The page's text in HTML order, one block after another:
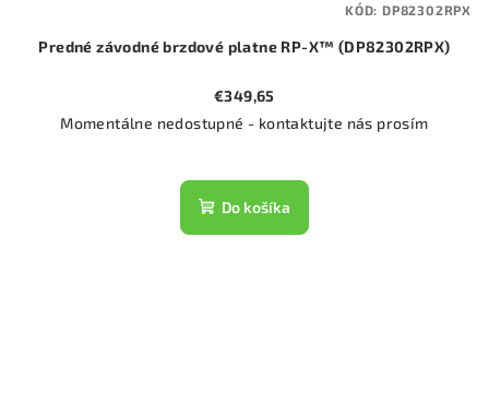
Predné závodné brzdové platne RP-X™ (DP82302RPX)
€349,65
Momentálne nedostupné - kontaktujte nás prosím
Do košíka
KÓD: DP82302RPX